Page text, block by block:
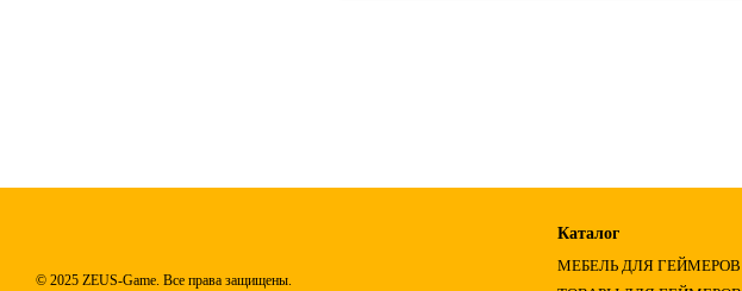
© 2025 ZEUS-Game. Все права защищены.
Каталог
МЕБЕЛЬ ДЛЯ ГЕЙМЕРОВ